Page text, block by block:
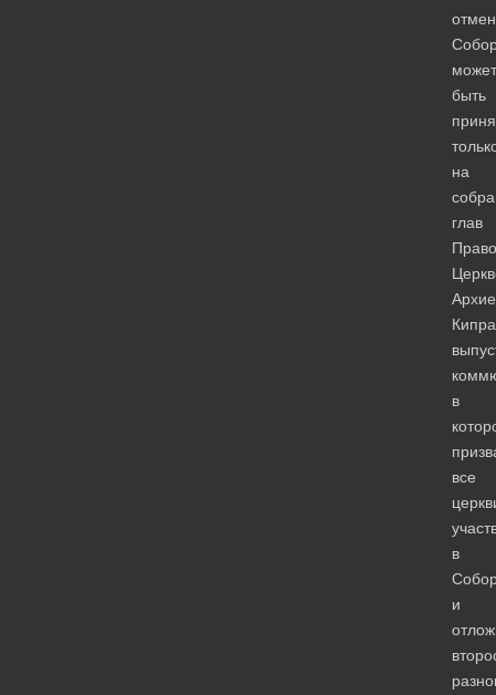
может
быть
на
глав
Кипра
в
все
в
и